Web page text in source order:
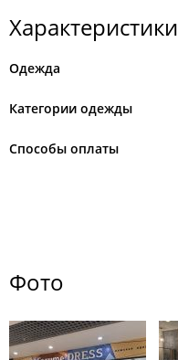
Характеристики
Одежда
Категории одежды
Способы оплаты
Фото